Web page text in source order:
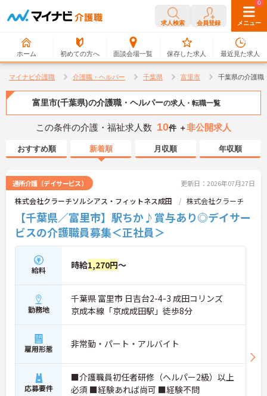
求人検索 会員登録 メニュー
ホーム 初めての方へ 面談会場一覧
0
保存した求人
0
最近見た求人
マイナビ介護職 介護職・ヘルパー 千葉県 富里市 千葉県の介護職
富里市(千葉県)の介護職・ヘルパーの求人・転職一覧
この条件の介護・福祉求人数 10件 ＋非公開求人
おすすめ順 新着順 月収順 年収順
通所介護（デイサービス） 更新日：2026年07月27日
株式会社クラーチソルシアス・フィットネス成田 株式会社クラーチ
【千葉県／富里市】駅ちか♪賞与あり◎デイサー
ビスの介護職員募集＜正社員＞
給料 時給1,270円～
勤務地
千葉県 富里市 日吉台2-4-3 成田コリンズ
京成本線「京成成田駅」徒歩8分
雇用形態 非常勤・パート・アルバイト
応募要件
■介護職員初任者研修（ヘルパー2級）以上
必須 ■経験あれば尚可 ■経験不問